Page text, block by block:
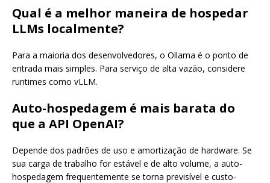
Qual é a melhor maneira de hospedar
LLMs localmente?
Para a maioria dos desenvolvedores, o Ollama é o ponto de
entrada mais simples. Para serviço de alta vazão, considere
runtimes como vLLM.
Auto-hospedagem é mais barata do
que a API OpenAI?
Depende dos padrões de uso e amortização de hardware. Se
sua carga de trabalho for estável e de alto volume, a auto-
hospedagem frequentemente se torna previsível e custo-